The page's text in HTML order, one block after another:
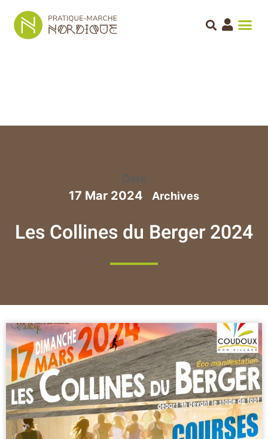
Date
17 Mar 2024
Les Collines du Berger 2024